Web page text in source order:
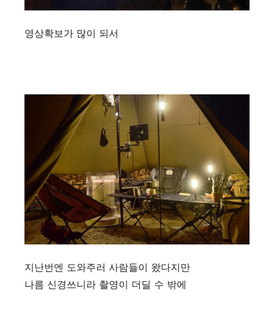
영상확보가 많이 되서
지난번엔 도와주러 사람들이 왔다지만
나름 신경쓰니라 촬영이 더딜 수 밖에